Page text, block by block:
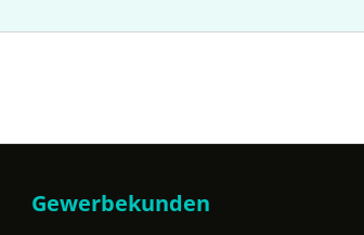
Gewerbekunden